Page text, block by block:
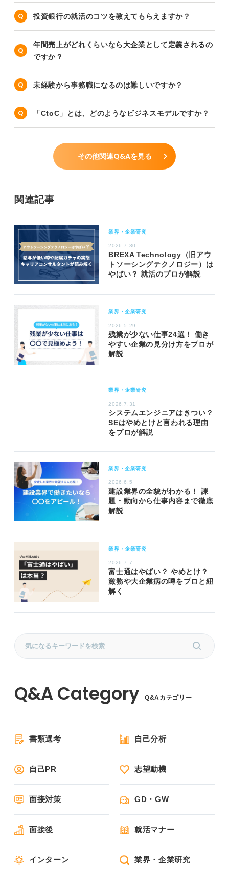
投資銀行の就活のコツを教えてもらえますか？
年間売上がどれくらいなら大企業として定義されるの
ですか？
未経験から事務職になるのは難しいですか？
「CtoC」とは、どのようなビジネスモデルですか？
その他関連Q&Aを見る
関連記事
業界・企業研究
2026.7.30
BREXA Technology（旧アウ
トソーシングテクノロジー）は
やばい？ 就活のプロが解説
業界・企業研究
2026.5.29
残業が少ない仕事24選！ 働き
やすい企業の見分け方をプロが
解説
業界・企業研究
2026.7.31
システムエンジニアはきつい？
SEはやめとけと言われる理由
をプロが解説
業界・企業研究
2026.6.5
建設業界の全貌がわかる！ 課
題・動向から仕事内容まで徹底
解説
業界・企業研究
2026.7.7
富士通はやばい？ やめとけ？
激務や大企業病の噂をプロと紐
解く
Q&Aカテゴリー
書類選考 自己分析
自己PR 志望動機
面接対策 GD・GW
面接後 就活マナー
インターン 業界・企業研究